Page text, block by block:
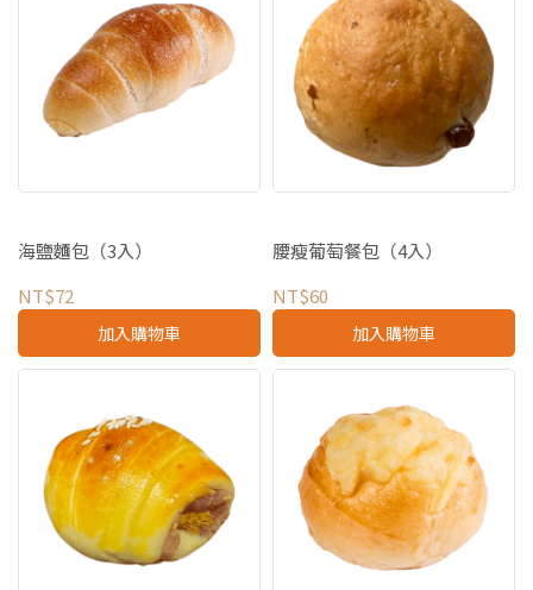
海鹽麵包（3入）
NT$72
加入購物車
腰瘦葡萄餐包（4入）
NT$60
加入購物車